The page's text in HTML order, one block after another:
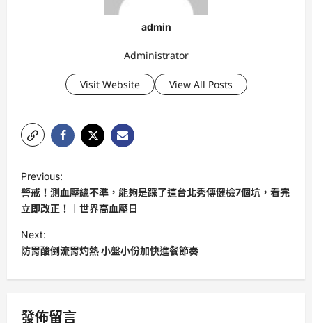
admin
Administrator
Visit Website View All Posts
o
s
t
n
a
i
Previous:
警戒！測血壓總不準，能夠是踩了這台北秀傳健檢7個坑，看完
立即改正！｜世界高血壓日
Next:
防胃酸倒流胃灼熱 小盤小份加快進餐節奏
發佈留言